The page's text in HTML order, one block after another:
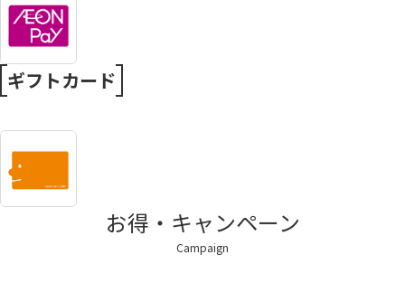
ギフトカード
お得・キャンペーン
Campaign